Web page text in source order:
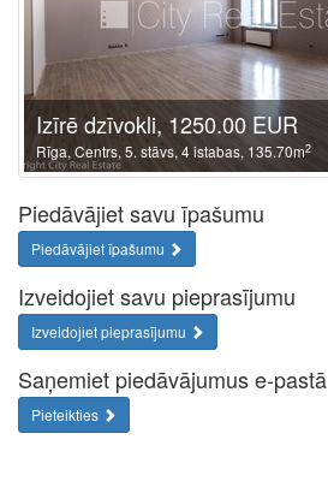
Izīrē dzīvokli, 1250.00 EUR
Rīga, Centrs, 5. stāvs, 4 istabas, 135.70m2
Piedāvājiet savu īpašumu
Piedāvājiet īpašumu
Izveidojiet savu pieprasījumu
Izveidojiet pieprasījumu
Saņemiet piedāvājumus e-pastā
Pieteikties